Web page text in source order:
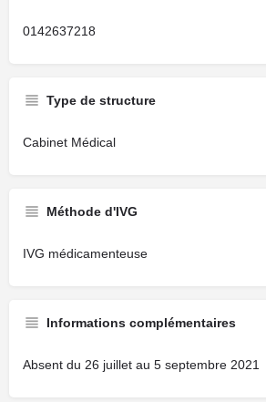
0142637218
Type de structure
Cabinet Médical
Méthode d'IVG
IVG médicamenteuse
Informations complémentaires
Absent du 26 juillet au 5 septembre 2021